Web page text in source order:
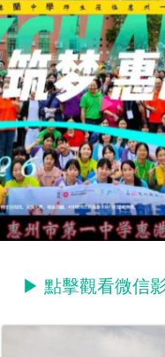
▶ 點擊觀看微信